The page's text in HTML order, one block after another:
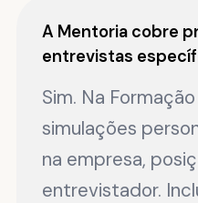
A Mentoria cobre
entrevistas
Sim. Na
simulações
na empresa,
entrevistador.